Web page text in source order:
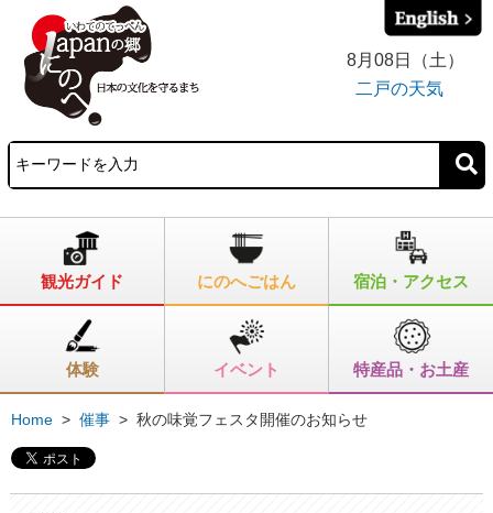
8月08日（土）
二戸の天気
観光ガイド にのへごはん 宿泊・アクセス
体験 イベント 特産品・お土産
Home > 催事 > 秋の味覚フェスタ開催のお知らせ